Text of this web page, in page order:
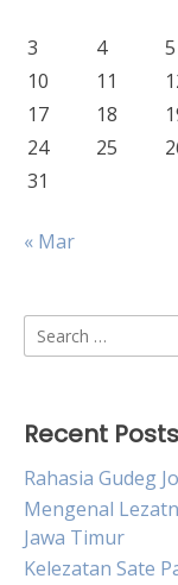
3
4 5
10
11
17
18
24
25
31
« Mar
Search
for:
Recent Posts
Rahasia Gudeg
Mengenal
Jawa Timur
Kelezatan Sate